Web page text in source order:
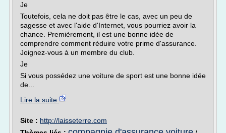
Je
Toutefois, cela ne doit pas être le cas, avec un peu de
sagesse et avec l'aide d'Internet, vous pourriez avoir la
chance. Premièrement, il est une bonne idée de
comprendre comment réduire votre prime d'assurance.
Joignez-vous à un membre du club.
Je
Si vous possédez une voiture de sport est une bonne idée
de...
Lire la suite
Site : http://laisseterre.com